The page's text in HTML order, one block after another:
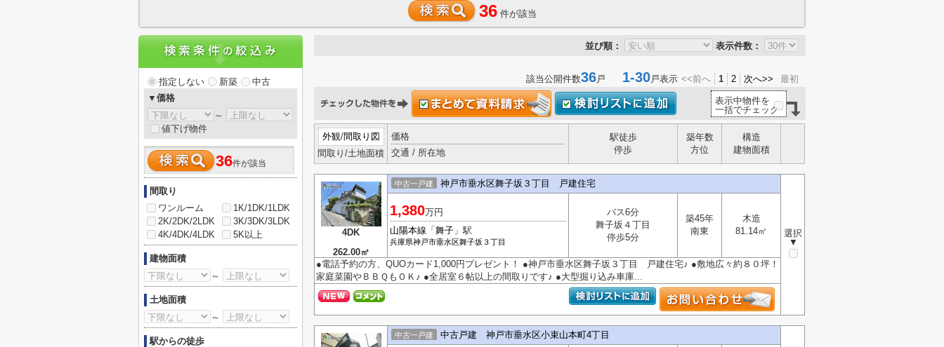
36 件が該当
並び順： 表示件数：
該当公開件数36戸 1-30戸表示 <<前へ 1 2 次へ>> 最初
表示中物件を
一括でチェック
外観/間取り図
間取り/土地面積
価格
交通 / 所在地
駅徒歩
停歩
築年数
方位
構造
建物面積
4DK
262.00㎡
中古一戸建 神戸市垂水区舞子坂３丁目 戸建住宅
選択
▼
1,380万円
山陽本線 「 舞子 」駅
兵庫県神戸市垂水区舞子坂 ３丁目
バス6分
舞子坂４丁目
停歩5分
築45年
南東
木造
81.14㎡
●電話予約の方、QUOカード1,000円プレゼント！ ●神戸市垂水区舞子坂３丁目 戸建住宅♪ ●敷地広々約８０坪！
家庭菜園やＢＢＱもＯＫ♪ ●全居室６帖以上の間取りです♪ ●大型掘り込み車庫...
中古一戸建 中古戸建 神戸市垂水区小束山本町4丁目
指定しない 新築
中古
▼価格
～
値下げ物件
36件が該当
間取り
ワンルーム
1K/1DK/1LDK
2K/2DK/2LDK
3K/3DK/3LDK
4K/4DK/4LDK
5K以上
建物面積
～
土地面積
～
駅からの徒歩